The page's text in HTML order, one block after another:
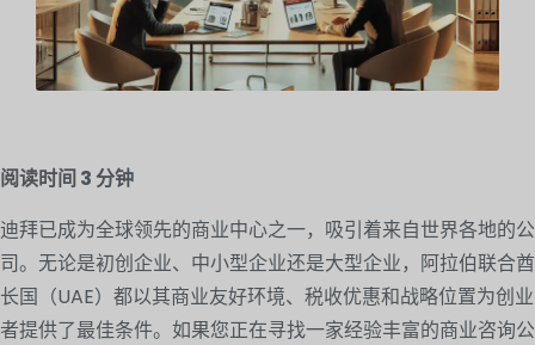
阅读时间3分钟
迪拜已成为全球领先的商业中心之一，吸引着来自世界各地的公
司。无论是初创企业、中小型企业还是大型企业，阿拉伯联合酋
长国（UAE）都以其商业友好环境、税收优惠和战略位置为创业
者提供了最佳条件。如果您正在寻找一家经验丰富的商业咨询公